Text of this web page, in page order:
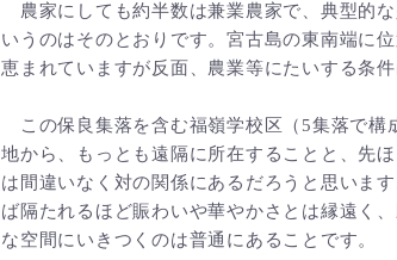
農家にしても約半数は兼業農家で、典型的
いうのはそのとおりです。宮古島の東南端に
恵まれていますが反面、農業等にたいする条
この保良集落を含む福嶺学校区（5集落で構
地から、もっとも遠隔に所在することと、先
は間違いなく対の関係にあるだろうと思いま
ば隔たれるほど賑わいや華やかさとは縁遠く
な空間にいきつくのは普通にあることです。